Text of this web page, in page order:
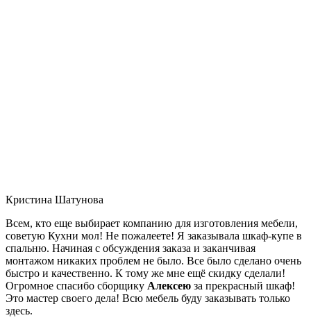
Кристина Шатунова
Всем, кто еще выбирает компанию для изготовления мебели,
советую Кухни мол! Не пожалеете! Я заказывала шкаф-купе в
спальню. Начиная с обсуждения заказа и заканчивая
монтажом никаких проблем не было. Все было сделано очень
быстро и качественно. К тому же мне ещё скидку сделали!
Огромное спасибо сборщику Алексею за прекрасный шкаф!
Это мастер своего дела! Всю мебель буду заказывать только
здесь.